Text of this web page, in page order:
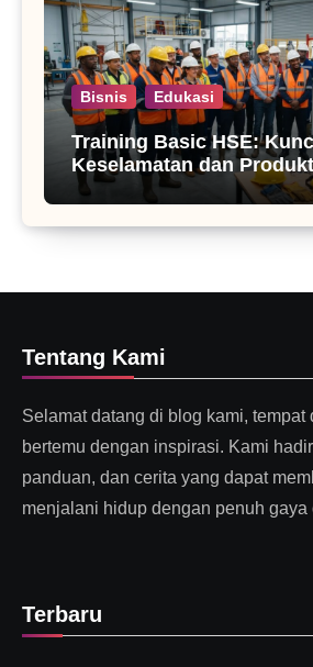
Bisnis Edukasi
Training Basic HSE:
Keselamatan dan
Tentang Kami
Selamat datang di blog kami, tempat
bertemu dengan inspirasi. Kami
panduan, dan cerita yang dapat
menjalani hidup dengan penuh gaya
Terbaru